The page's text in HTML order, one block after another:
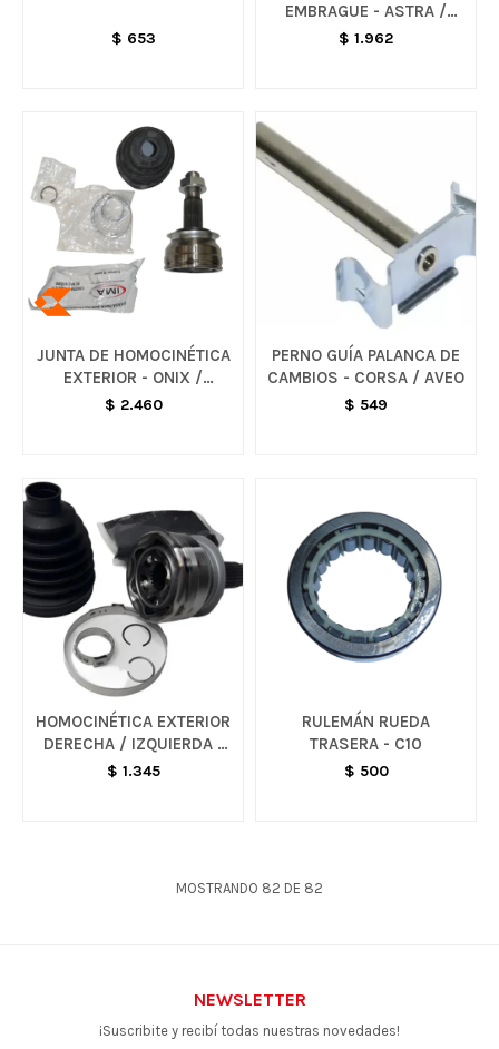
$ 653
EMBRAGUE - ASTRA /
VECTRA
$ 1.962
JUNTA DE HOMOCINÉTICA
EXTERIOR - ONIX /
PRISMA / COBALT / SPIN
$ 2.460
PERNO GUÍA PALANCA DE
CAMBIOS - CORSA / AVEO
$ 549
HOMOCINÉTICA EXTERIOR
DERECHA / IZQUIERDA -
VARIOS MODELOS
$ 1.345
RULEMÁN RUEDA
TRASERA - C10
$ 500
MOSTRANDO 82 DE 82
NEWSLETTER
¡Suscribite y recibí todas nuestras novedades!